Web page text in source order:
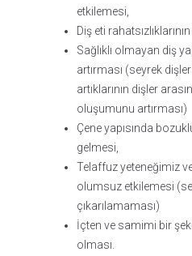
etkilemesi,
Diş eti
Sağlıklı olmayan diş
artırması (seyrek
artıklarının dişler
oluşumunu artırması)
Çene yapısında
gelmesi,
Telaffuz yeteneğimiz
olumsuz etkilemesi
çıkarılamaması)
İçten ve samimi bir
olması.